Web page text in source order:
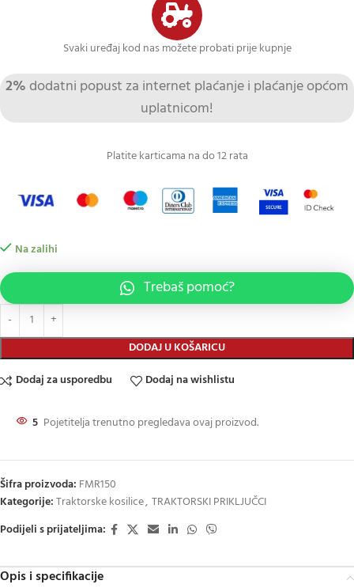
Svaki uređaj kod nas možete probati prije kupnje
2% dodatni popust za internet plaćanje i plaćanje općom
uplatnicom!
Platite karticama na do 12 rata
Na zalihi
DODAJ U KOŠARICU
Trebaš pomoć?
Dodaj za usporedbu Dodaj na wishlistu
5 Pojetitelja trenutno pregledava ovaj proizvod.
Šifra proizvoda: FMR150
Kategorije:Traktorske kosilice, TRAKTORSKI PRIKLJUČCI
Podijeli s prijateljima:
Opis i specifikacije